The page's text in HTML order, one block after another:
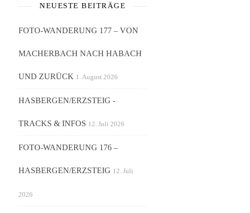
NEUESTE BEITRÄGE
FOTO-WANDERUNG 177 – VON
MACHERBACH NACH HABACH
UND ZURÜCK 1. August 2026
HASBERGEN/ERZSTEIG -
TRACKS & INFOS 12. Juli 2026
FOTO-WANDERUNG 176 –
HASBERGEN/ERZSTEIG 12. Juli
2026